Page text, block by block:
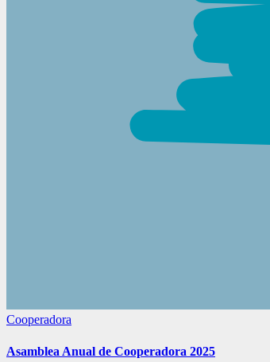
Cooperadora
Asamblea Anual de Cooperadora 2025